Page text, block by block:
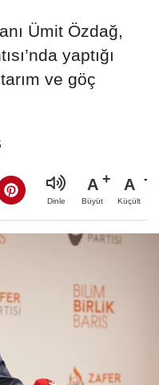
Ümit Özdağ,
yaptığı
ve göç
Dinle
A
Büyüt
A
Küçült